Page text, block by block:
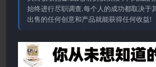
始终进行尽职调查.每个人的成功都取决于
出售的任何创意和产品就能获得任何收益!